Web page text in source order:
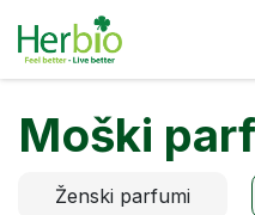
Skip to Content
Moški
Ženski parfumi